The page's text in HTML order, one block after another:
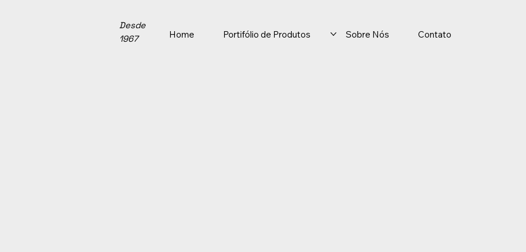
Home Portifólio de Produtos Sobre Nós Contato
Desde
1967